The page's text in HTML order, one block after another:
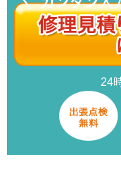
24